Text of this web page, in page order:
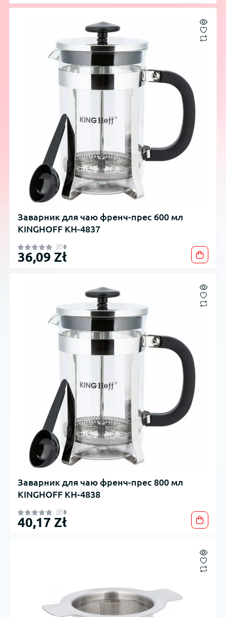
Заварник для чаю френч-прес 600 мл
KINGHOFF KH-4837
0
36,09 Zł
Заварник для чаю френч-прес 800 мл
KINGHOFF KH-4838
0
40,17 Zł